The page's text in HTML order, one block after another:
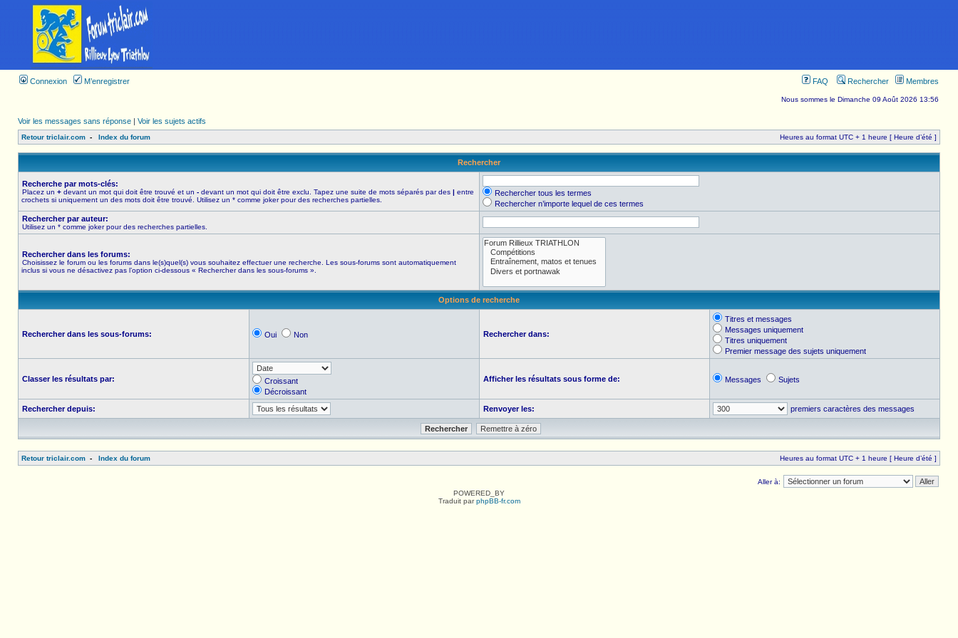
Connexion M’enregistrer FAQ Rechercher Membres
Nous sommes le Dimanche 09 Août 2026 13:56
Voir les messages sans réponse | Voir les sujets actifs
Retour triclair.com - Index du forum Heures au format UTC + 1 heure [ Heure d’été ]
Rechercher
Recherche par mots-clés:
Placez un + devant un mot qui doit être trouvé et un - devant un mot qui doit être exclu. Tapez une suite de mots séparés par des | entre
crochets si uniquement un des mots doit être trouvé. Utilisez un * comme joker pour des recherches partielles.
Rechercher tous les termes
Rechercher n’importe lequel de ces termes
Rechercher par auteur:
Utilisez un * comme joker pour des recherches partielles.
Rechercher dans les forums:
Choisissez le forum ou les forums dans le(s)quel(s) vous souhaitez effectuer une recherche. Les sous-forums sont automatiquement
inclus si vous ne désactivez pas l’option ci-dessous « Rechercher dans les sous-forums ».
Options de recherche
Rechercher dans les sous-forums: Oui Non Rechercher dans:
Titres et messages
Messages uniquement
Titres uniquement
Premier message des sujets uniquement
Classer les résultats par:
Croissant
Décroissant
Afficher les résultats sous forme de: Messages Sujets
Rechercher depuis: Renvoyer les: premiers caractères des messages
Retour triclair.com - Index du forum Heures au format UTC + 1 heure [ Heure d’été ]
Aller à:
POWERED_BY
Traduit parphpBB-fr.com